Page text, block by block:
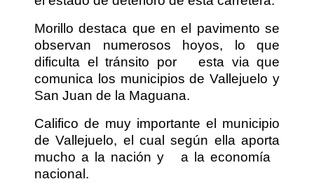
Morillo destaca que en el pavimento se
observan numerosos hoyos, lo que
dificulta el tránsito por
esta via que
comunica los municipios de Vallejuelo y
San Juan de la Maguana.
Califico de muy importante el municipio
de Vallejuelo, el cual según ella aporta
mucho a la nación y
a la economía
nacional.